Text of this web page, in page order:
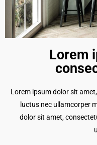
Lorem
Lorem ipsum dolor sit
luctus nec ullamcorper
dolor sit amet,